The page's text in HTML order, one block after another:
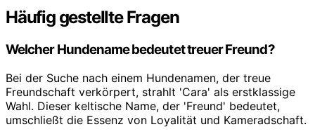
Häufig gestellte Fragen
Welcher Hundename bedeutet treuer Freund?
Bei der Suche nach einem Hundenamen, der treue
Freundschaft verkörpert, strahlt 'Cara' als erstklassige
Wahl. Dieser keltische Name, der 'Freund' bedeutet,
umschließt die Essenz von Loyalität und Kameradschaft.